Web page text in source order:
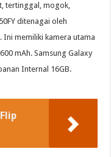
tertinggal, mogok,
ditenagai oleh
Ini memiliki kamera utama
mAh. Samsung Galaxy
Internal 16GB.